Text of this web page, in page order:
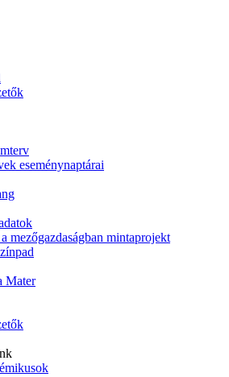
eseménynaptárai
mezőgazdaságban mintaprojekt
Mater